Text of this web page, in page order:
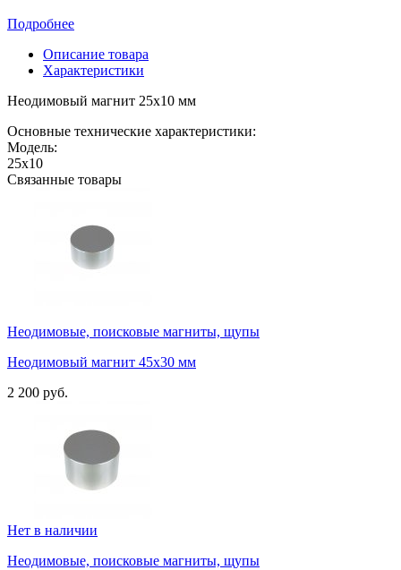
Подробнее
Описание товара
Характеристики
Неодимовый магнит 25х10 мм
Основные технические характеристики:
Модель:
25х10
Связанные товары
Неодимовые, поисковые магниты, щупы
Неодимовый магнит 45х30 мм
2 200 руб.
Нет в наличии
Неодимовые, поисковые магниты, щупы